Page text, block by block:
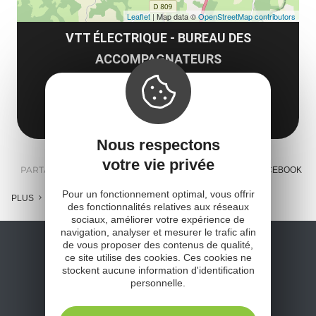
VTT ÉLECTRIQUE - BUREAU DES
ACCOMPAGNATEURS
12150 Sévérac d'Aveyron
Obtenir l'itinéraire
Leaflet | Map data ©OpenStreetMap contributors
PARTAGER : E-MAIL MESSENGER FACEBOOK
PLUS
Nous respectons
votre vie privée
Pour un fonctionnement optimal, vous offrir
des fonctionnalités relatives aux réseaux
sociaux, améliorer votre expérience de
navigation, analyser et mesurer le trafic afin
de vous proposer des contenus de qualité,
ce site utilise des cookies. Ces cookies ne
stockent aucune information d'identification
personnelle.